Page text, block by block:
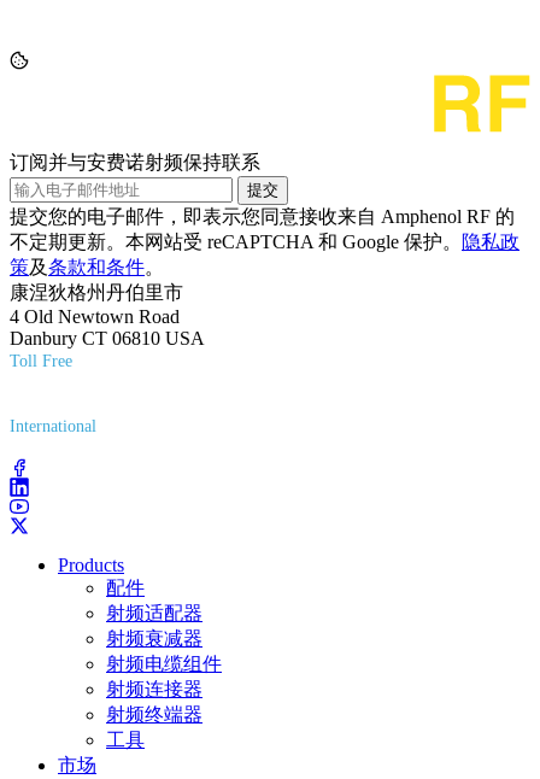
订阅并与安费诺射频保持联系
提交
提交您的电子邮件，即表示您同意接收来自 Amphenol RF 的
不定期更新。本网站受 reCAPTCHA 和 Google 保护。
隐私政
策及条款和条件。
康涅狄格州丹伯里市
4 Old Newtown Road
Danbury CT 06810 USA
Toll Free
International
Products
配件
射频适配器
射频衰减器
射频电缆组件
射频连接器
射频终端器
工具
市场